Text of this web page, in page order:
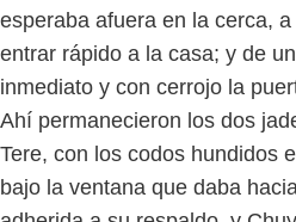
esperaba afuera en la cerca,
entrar rápido a la casa; y de
inmediato y con cerrojo la
Ahí permanecieron los dos
Tere, con los codos hundidos
bajo la ventana que daba